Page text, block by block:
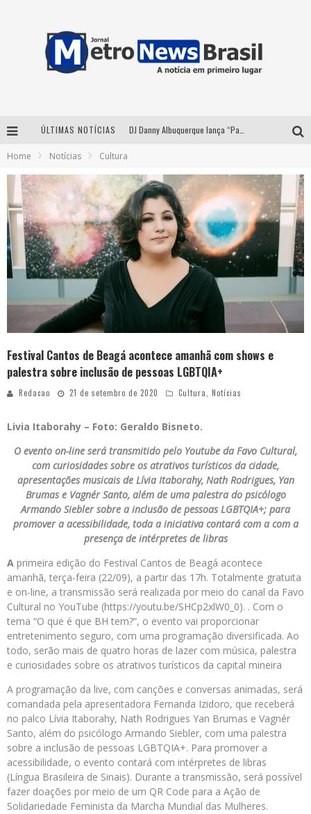
ÚLTIMAS NOTÍCIAS
Modão Mangalarga Marchador reúne Zezé Di Camargo, Clayton & Romário e Bruna Lipiani nesta sexta-feira no Expominas
Home Notícias Cultura
Festival Cantos de Beagá acontece amanhã com shows e
palestra sobre inclusão de pessoas LGBTQIA+
Redacao 21 de setembro de 2020 Cultura, Notícias
Livia Itaborahy – Foto: Geraldo Bisneto.
O evento on-line será transmitido pelo Youtube da Favo Cultural,
com curiosidades sobre os atrativos turísticos da cidade,
apresentações musicais de Lívia Itaborahy, Nath Rodrigues, Yan
Brumas e Vagnér Santo, além de uma palestra do psicólogo
Armando Siebler sobre a inclusão de pessoas LGBTQIA+; para
promover a acessibilidade, toda a iniciativa contará com a com a
presença de intérpretes de libras
A primeira edição do Festival Cantos de Beagá acontece
amanhã, terça-feira (22/09), a partir das 17h. Totalmente gratuita
e on-line, a transmissão será realizada por meio do canal da Favo
Cultural no YouTube (https://youtu.be/SHCp2xlW0_0). . Com o
tema “O que é que BH tem?”, o evento vai proporcionar
entretenimento seguro, com uma programação diversificada. Ao
todo, serão mais de quatro horas de lazer com música, palestra
e curiosidades sobre os atrativos turísticos da capital mineira
A programação da live, com canções e conversas animadas, será
comandada pela apresentadora Fernanda Izidoro, que receberá
no palco Lívia Itaborahy, Nath Rodrigues Yan Brumas e Vagnér
Santo, além do psicólogo Armando Siebler, com uma palestra
sobre a inclusão de pessoas LGBTQIA+. Para promover a
acessibilidade, o evento contará com intérpretes de libras
(Língua Brasileira de Sinais). Durante a transmissão, será possível
fazer doações por meio de um QR Code para a Ação de
Solidariedade Feminista da Marcha Mundial das Mulheres.